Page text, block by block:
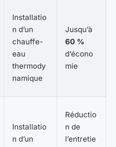
Installatio
n d’un
chauffe-
eau
thermody
namique
Jusqu’à
60 %
d’écono
mie
Installatio
n d’un
Réductio
n de
l’entretie